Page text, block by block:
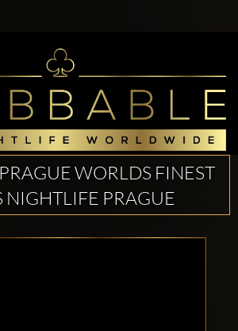
WORLDS FINEST
NIGHTLIFE PRAGUE